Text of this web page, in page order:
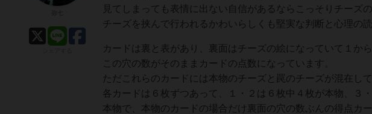
見てしまっても表情に出ない自信があるならこっそりチーズ
チーズを挟んで行われるかわいらしくも堅実な判断と心理の
カードは裏と表があり、裏面はチーズの絵になっていて１か
この穴の数がそのままカードの点数になっています。
ただこれらのカードには本物のチーズと罠のチーズが混在して
各カードは６枚ずつあって、１・２は６枚中４枚が本物、３
本物で、本物のカードの場合だけ裏面の穴の数ぶんの得点カ